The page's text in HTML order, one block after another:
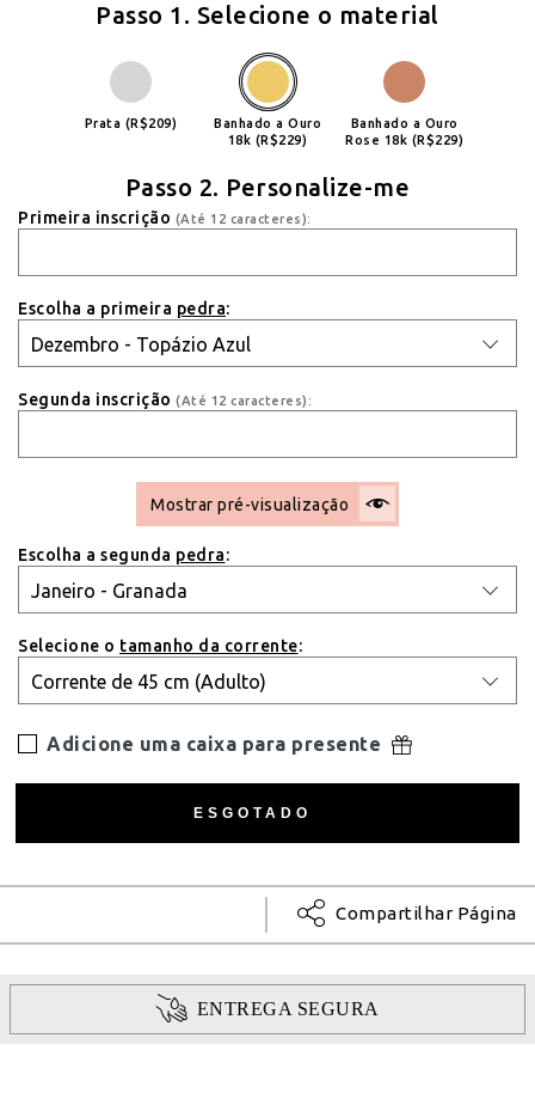
Passo 1. Selecione o material
Prata (R$209)
Banhado a Ouro
18k (R$229)
Banhado a Ouro
Rose 18k (R$229)
Passo 2. Personalize-me
Primeira inscrição (Até 12 caracteres):
Escolha a primeira pedra:
Segunda inscrição (Até 12 caracteres):
Mostrar pré-visualização
Escolha a segunda pedra:
Selecione o tamanho da corrente:
Adicione uma caixa para presente
Compartilhar Página
ENTREGA SEGURA